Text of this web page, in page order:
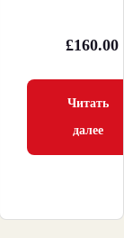
£160.00
Читать
далее